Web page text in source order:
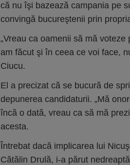
că nu îşi bazează campania pe
convingă bucureştenii prin
„Vreau ca oamenii să mă
am făcut şi în ceea ce voi face,
Ciucu.
El a precizat că se bucură de
depunerea candidaturii. „Mă
încă o dată, vreau ca să mă
acesta.
Întrebat dacă implicarea lui
Cătălin Drulă, i-a părut